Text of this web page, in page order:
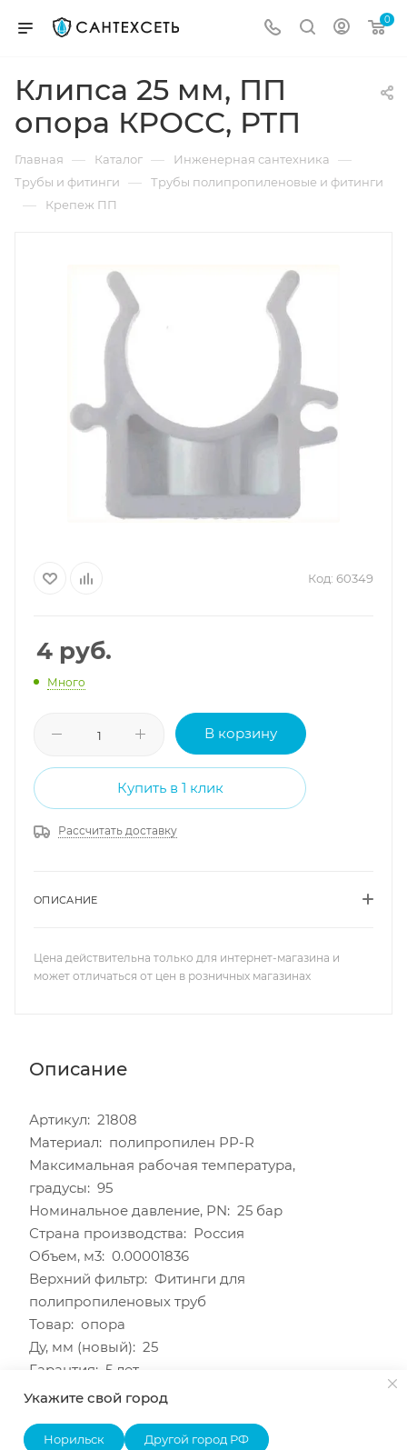
0
Клипса 25 мм, ПП
опора КРОСС, РТП
Главная — Каталог — Инженерная сантехника —
Трубы и фитинги — Трубы полипропиленовые и фитинги
— Крепеж ПП
Код: 60349
4 руб.
Много
В корзину
Купить в 1 клик
Рассчитать доставку
ОПИСАНИЕ
Цена действительна только для интернет-магазина и
может отличаться от цен в розничных магазинах
Описание
Артикул: 21808
Материал: полипропилен PP-R
Максимальная рабочая температура,
градусы: 95
Номинальное давление, PN: 25 бар
Страна производства: Россия
Объем, м3: 0.00001836
Верхний фильтр: Фитинги для
полипропиленовых труб
Товар: опора
Ду, мм (новый): 25
Гарантия: 5 лет
Бренд: Кросс
Опора полипропиленовая одинарная 25 КРОСС
Укажите свой город
Норильск Другой город РФ